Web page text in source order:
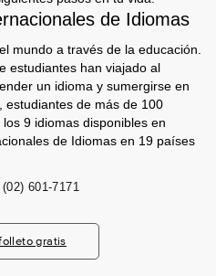
de Idiomas
mundo a través de la educación.
estudiantes han viajado al
un idioma y sumergirse en
estudiantes de más de 100
9 idiomas disponibles en
de Idiomas en 19 países
(02) 601-7171
gratis